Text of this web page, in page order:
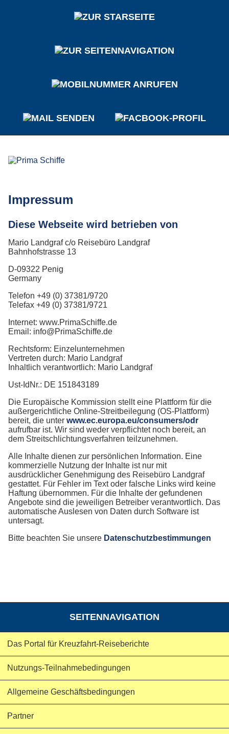
Impressum
Diese Webseite wird betrieben von
Mario Landgraf c/o Reisebüro Landgraf
Bahnhofstrasse 13
D-09322 Penig
Germany
Telefon +49 (0) 37381/9720
Telefax +49 (0) 37381/9721
Internet: www.PrimaSchiffe.de
Email: info@PrimaSchiffe.de
Rechtsform: Einzelunternehmen
Vertreten durch: Mario Landgraf
Inhaltlich verantwortlich: Mario Landgraf
Ust-IdNr.: DE 151843189
Die Europäische Kommission stellt eine Plattform für die
außergerichtliche Online-Streitbeilegung (OS-Plattform)
bereit, die unter www.ec.europa.eu/consumers/odr
aufrufbar ist. Wir sind weder verpflichtet noch bereit, an
dem Streitschlichtungsverfahren teilzunehmen.
Alle Inhalte dienen zur persönlichen Information. Eine
kommerzielle Nutzung der Inhalte ist nur mit
ausdrücklicher Genehmigung des Reisebüro Landgraf
gestattet. Für Fehler im Text oder falsche Links wird keine
Haftung übernommen. Für die Inhalte der gefundenen
Angebote sind die jeweiligen Betreiber verantwortlich. Das
automatische Auslesen von Daten durch Software ist
untersagt.
Bitte beachten Sie unsere Datenschutzbestimmungen
SEITENNAVIGATION
Das Portal für Kreuzfahrt-Reiseberichte
Nutzungs-Teilnahmebedingungen
Allgemeine Geschäftsbedingungen
Partner